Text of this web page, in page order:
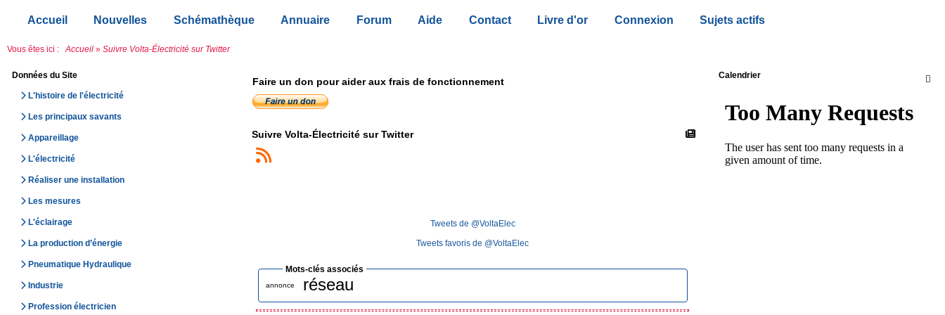
Accueil Nouvelles Schémathèque Annuaire Forum Aide Contact Livre d'or Connexion Sujets actifs
Vous êtes ici : Accueil » Suivre Volta-Électricité sur Twitter
Données du Site
L'histoire de l'électricité
Les principaux savants
Appareillage
L'électricité
Réaliser une installation
Les mesures
L'éclairage
La production d’énergie
Pneumatique Hydraulique
Industrie
Profession électricien
Faire un don pour aider aux frais de fonctionnement
Suivre Volta-Électricité sur Twitter
Tweets de @VoltaElec
Tweets favoris de @VoltaElec
Mots-clés associés
annonce réseau

Calendrier